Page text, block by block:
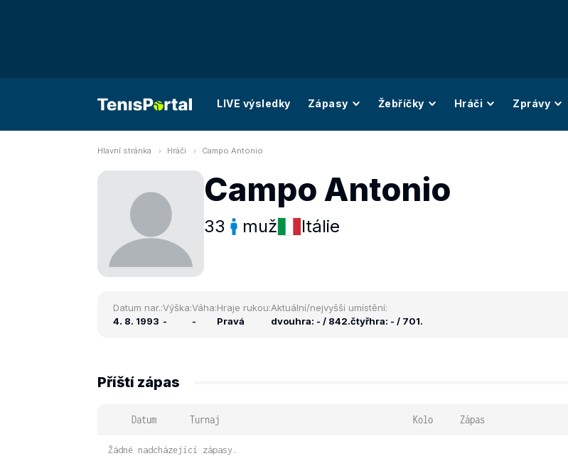
LIVE výsledky Zápasy Žebříčky Hráči Zprávy
Hlavní stránka Hráči Campo Antonio
Campo Antonio
33 muž Itálie
Datum nar.:
4. 8. 1993
Výška:
-
Váha:
-
Hraje rukou:
Pravá
Aktuální/nejvyšší umístění:
dvouhra: - / 842.čtyřhra: - / 701.
Příští zápas
Datum Turnaj Kolo Zápas
Žádné nadcházející zápasy.